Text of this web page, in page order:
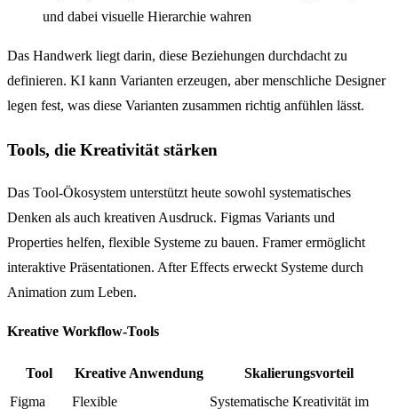
und dabei visuelle Hierarchie wahren
Das Handwerk liegt darin, diese Beziehungen durchdacht zu
definieren. KI kann Varianten erzeugen, aber menschliche Designer
legen fest, was diese Varianten zusammen richtig anfühlen lässt.
Tools, die Kreativität stärken
Das Tool-Ökosystem unterstützt heute sowohl systematisches
Denken als auch kreativen Ausdruck. Figmas Variants und
Properties helfen, flexible Systeme zu bauen. Framer ermöglicht
interaktive Präsentationen. After Effects erweckt Systeme durch
Animation zum Leben.
Kreative Workflow-Tools
Tool Kreative Anwendung
Skalierungsvorteil
Figma
Flexible Systematische Kreativität im